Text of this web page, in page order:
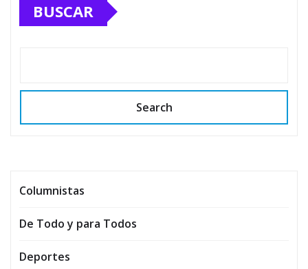
BUSCAR
Search
Columnistas
De Todo y para Todos
Deportes